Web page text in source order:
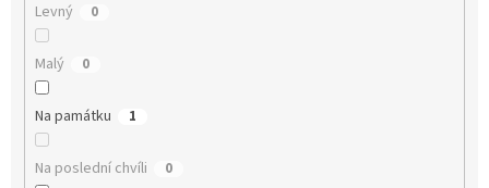
Levný 0
Malý 0
Na památku 1
Na poslední chvíli 0